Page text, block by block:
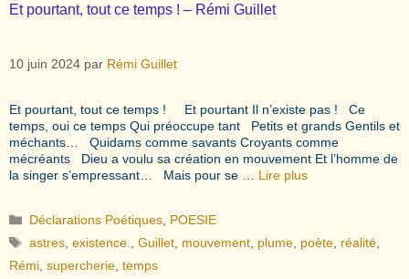
Et pourtant, tout ce temps ! – Rémi Guillet
10 juin 2024 par Rémi Guillet
Et pourtant, tout ce temps ! Et pourtant Il n’existe pas ! Ce
temps, oui ce temps Qui préoccupe tant Petits et grands Gentils et
méchants… Quidams comme savants Croyants comme
mécréants Dieu a voulu sa création en mouvement Et l’homme de
la singer s’empressant… Mais pour se … Lire plus
Catégories
Déclarations Poétiques POESIE
Étiquettes
astres ,existence. ,Guillet mouvement plume poète réalité
Rémi supercherie temps